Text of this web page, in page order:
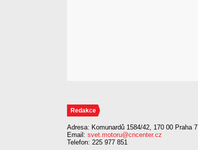
Redakce
Adresa: Komunardů 1584/42, 170 00 Praha 7
Email: svet.motoru@cncenter.cz
Telefon: 225 977 851